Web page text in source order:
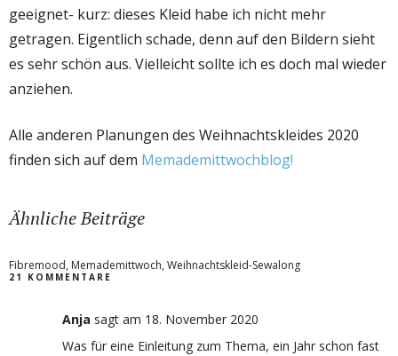
geeignet- kurz: dieses Kleid habe ich nicht mehr
getragen. Eigentlich schade, denn auf den Bildern sieht
es sehr schön aus. Vielleicht sollte ich es doch mal wieder
anziehen.
Alle anderen Planungen des Weihnachtskleides 2020
finden sich auf dem Memademittwochblog!
Ähnliche Beiträge
Fibremood, Memademittwoch, Weihnachtskleid-Sewalong
21 KOMMENTARE
Anja sagt am 18. November 2020
Was für eine Einleitung zum Thema, ein Jahr schon fast